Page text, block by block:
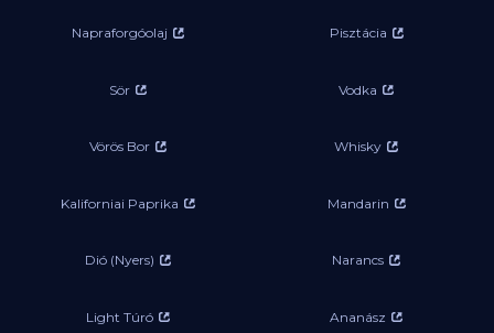
Napraforgóolaj Pisztácia
Sör Vodka
Vörös Bor Whisky
Kaliforniai Paprika Mandarin
Dió (Nyers) Narancs
Light Túró Ananász